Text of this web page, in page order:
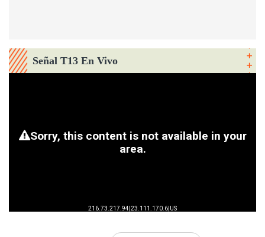
Señal T13 En Vivo